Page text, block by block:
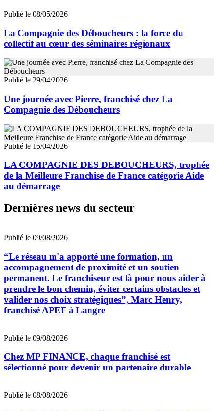
Publié le 08/05/2026
La Compagnie des Déboucheurs : la force du
collectif au cœur des séminaires régionaux
Publié le 29/04/2026
Une journée avec Pierre, franchisé chez La
Compagnie des Déboucheurs
Publié le 15/04/2026
LA COMPAGNIE DES DEBOUCHEURS, trophée
de la Meilleure Franchise de France catégorie Aide
au démarrage
Dernières news du secteur
Publié le 09/08/2026
“Le réseau m'a apporté une formation, un
accompagnement de proximité et un soutien
permanent. Le franchiseur est là pour nous aider à
prendre le bon chemin, éviter certains obstacles et
valider nos choix stratégiques”, Marc Henry,
franchisé APEF à Langre
Publié le 09/08/2026
Chez MP FINANCE, chaque franchisé est
sélectionné pour devenir un partenaire durable
Publié le 08/08/2026